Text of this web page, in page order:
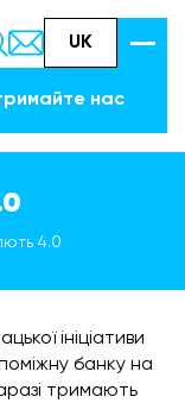
UK
наc
4.0
ініціативи
банку на
тримають